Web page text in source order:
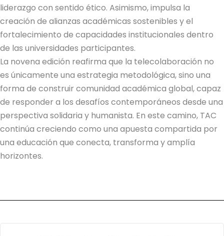
liderazgo con sentido ético. Asimismo, impulsa la
creación de alianzas académicas sostenibles y el
fortalecimiento de capacidades institucionales dentro
de las universidades participantes.
La novena edición reafirma que la telecolaboración no
es únicamente una estrategia metodológica, sino una
forma de construir comunidad académica global, capaz
de responder a los desafíos contemporáneos desde una
perspectiva solidaria y humanista. En este camino, TAC
continúa creciendo como una apuesta compartida por
una educación que conecta, transforma y amplía
horizontes.